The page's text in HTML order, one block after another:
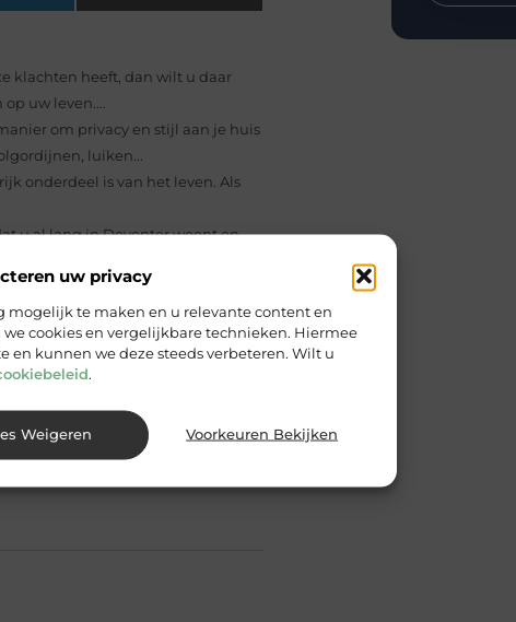
uw privacy
mogelijk te maken en u relevante content en
cookies en vergelijkbare technieken. Hiermee
kunnen we deze steeds verbeteren. Wilt u
Weigeren Voorkeuren Bekijken
klachten heeft, dan wilt u daar
uw leven....
om privacy en stijl aan je huis
luiken...
onderdeel is van het leven. Als
u al lang in Deventer woont en
goede zonwering om het
Hypotheek in Apeldoorn Bij het
middelen, een hypotheek in